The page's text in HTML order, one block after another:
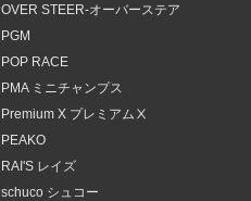
OVER STEER-オーバーステア
PGM
POP RACE
PMA ミニチャンプス
Premium X プレミアムⅩ
PEAKO
RAI'S レイズ
schuco シュコー